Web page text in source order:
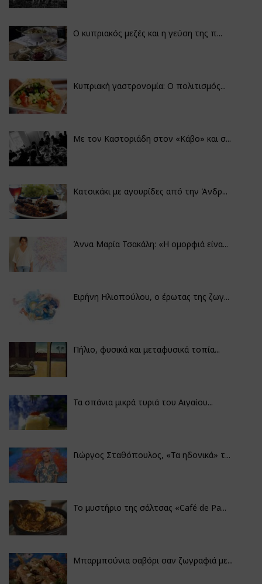
Ο κυπριακός μεζές και η γεύση της π...
Κυπριακή γαστρονομία: Ο πολιτισμός...
Με τον Καστοριάδη στον «Κάβο» και σ...
Κατσικάκι με αγουρίδες από την Άνδρ...
Άννα Μαρία Τσακάλη: «Η ομορφιά είνα...
Ειρήνη Ηλιοπούλου, ο έρωτας της ζωγ...
Πήλιο, φυσικά και μεταφυσικά τοπία...
Τα σπάνια μικρά τυριά του Αιγαίου...
Γιώργος Σταθόπουλος, «Τα ηδονικά» τ...
Το μυστήριο της σάλτσας «Café de Pa...
Μπαρμπούνια σαβόρι σαν ζωγραφιά με...